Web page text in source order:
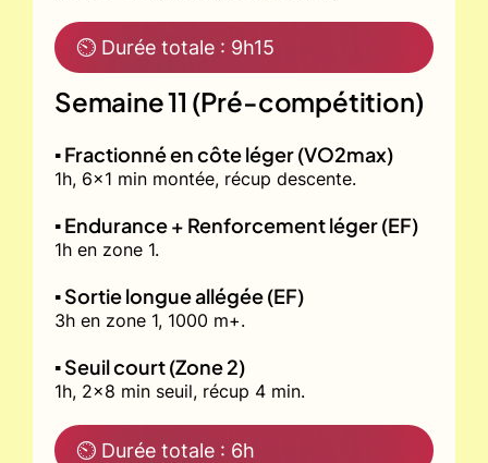
⏲ Durée totale : 9h15
Semaine 11 (Pré-compétition)
▪️ Fractionné en côte léger (VO2max)
1h, 6x1 min montée, récup descente.
▪️ Endurance + Renforcement léger (EF)
1h en zone 1.
▪️ Sortie longue allégée (EF)
3h en zone 1, 1000 m+.
▪️ Seuil court (Zone 2)
1h, 2x8 min seuil, récup 4 min.
⏲ Durée totale : 6h